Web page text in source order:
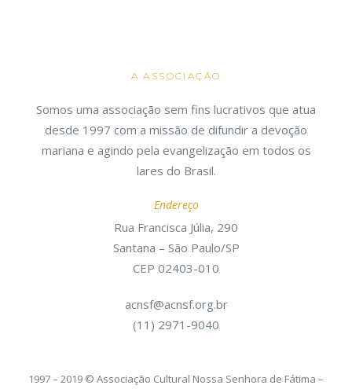
A ASSOCIAÇÃO
Somos uma associação sem fins lucrativos que atua
desde 1997 com a missão de difundir a devoção
mariana e agindo pela evangelização em todos os
lares do Brasil.
Endereço
Rua Francisca Júlia, 290
Santana – São Paulo/SP
CEP 02403-010
acnsf@acnsf.org.br
(11) 2971-9040
1997 – 2019 © Associação Cultural Nossa Senhora de Fátima –